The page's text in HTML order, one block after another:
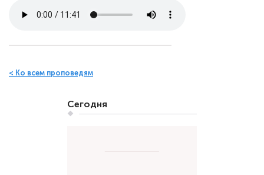
< Ко всем проповедям
Сегодня